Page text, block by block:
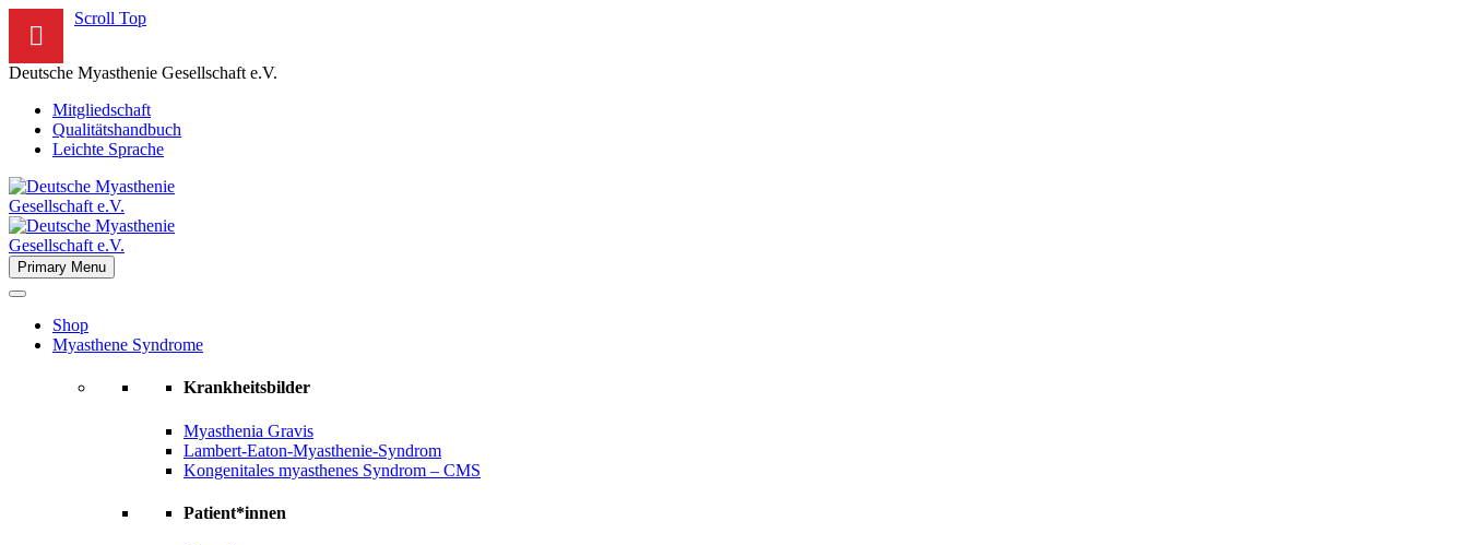
Scroll Top
Deutsche Myasthenie Gesellschaft e.V.
Mitgliedschaft
Qualitätshandbuch
Leichte Sprache
Primary Menu
Shop
Myasthene Syndrome
Krankheitsbilder
Myasthenia Gravis
Lambert-Eaton-Myasthenie-Syndrom
Kongenitales myasthenes Syndrom – CMS
Patient*innen